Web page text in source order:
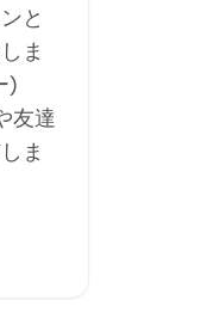
と
ま
)
友達
ま